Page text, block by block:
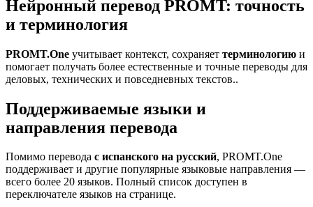
Нейронный перевод PROMT: точность
и терминология
PROMT.One учитывает контекст, сохраняет терминологию и
помогает получать более естественные и точные переводы для
деловых, технических и повседневных текстов..
Поддерживаемые языки и
направления перевода
Помимо перевода с испанского на русский, PROMT.One
поддерживает и другие популярные языковые направления —
всего более 20 языков. Полный список доступен в
переключателе языков на странице.